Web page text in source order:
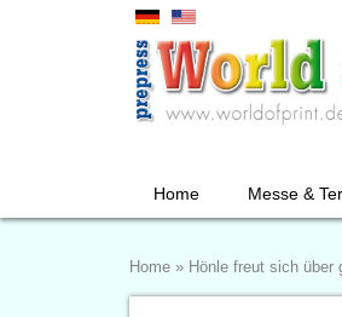
Home Messe &
Home » Hönle freut sich über